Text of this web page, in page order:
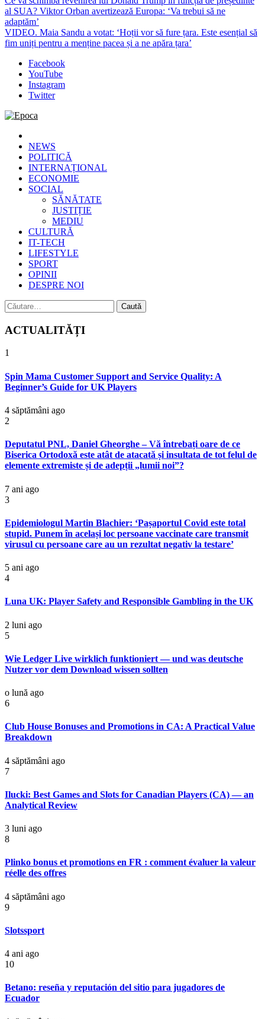
al SUA? Viktor Orban avertizează Europa: ‘Va trebui să ne
adaptăm’
VIDEO. Maia Sandu a votat: ‘Hoții vor să fure țara. Este esențial să
fim uniți pentru a menține pacea și a ne apăra țara’
Facebook
YouTube
Instagram
Twitter
Epoca
Cele mai noi știri online din România
NEWS
POLITICĂ
INTERNAȚIONAL
ECONOMIE
SOCIAL
SĂNĂTATE
JUSTIȚIE
MEDIU
CULTURĂ
IT-TECH
LIFESTYLE
SPORT
OPINII
DESPRE NOI
Caută
după:
ACTUALITĂȚI
1
Spin Mama Customer Support and Service Quality: A
Beginner’s Guide for UK Players
4 săptămâni ago
2
Deputatul PNL, Daniel Gheorghe – Vă întrebați oare de ce
Biserica Ortodoxă este atât de atacată și insultata de tot felul de
elemente extremiste și de adepții „lumii noi”?
7 ani ago
3
Epidemiologul Martin Blachier: ‘Pașaportul Covid este total
stupid. Punem în același loc persoane vaccinate care transmit
virusul cu persoane care au un rezultat negativ la testare’
5 ani ago
4
Luna UK: Player Safety and Responsible Gambling in the UK
2 luni ago
5
Wie Ledger Live wirklich funktioniert — und was deutsche
Nutzer vor dem Download wissen sollten
o lună ago
6
Club House Bonuses and Promotions in CA: A Practical Value
Breakdown
4 săptămâni ago
7
Ilucki: Best Games and Slots for Canadian Players (CA) — an
Analytical Review
3 luni ago
8
Plinko bonus et promotions en FR : comment évaluer la valeur
réelle des offres
4 săptămâni ago
9
Slotssport
4 ani ago
10
Betano: reseña y reputación del sitio para jugadores de
Ecuador